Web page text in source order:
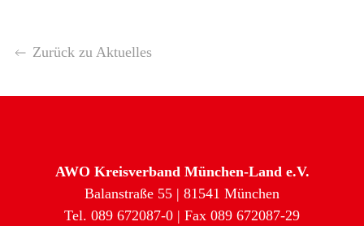
Zurück zu Aktuelles
AWO Kreisverband München-Land e.V.
Balanstraße 55 | 81541 München
Tel. 089 672087-0 | Fax 089 672087-29